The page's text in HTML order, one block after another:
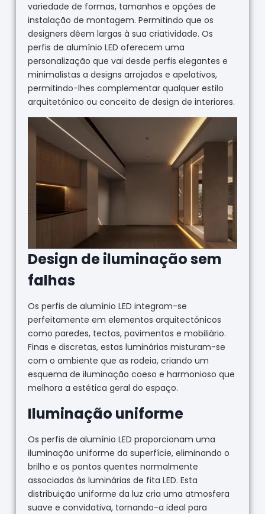
variedade de formas, tamanhos e opções de
instalação de montagem. Permitindo que os
designers dêem largas à sua criatividade. Os
perfis de alumínio LED oferecem uma
personalização que vai desde perfis elegantes e
minimalistas a designs arrojados e apelativos,
permitindo-lhes complementar qualquer estilo
arquitetónico ou conceito de design de interiores.
Design de iluminação sem
falhas
Os perfis de alumínio LED integram-se
perfeitamente em elementos arquitectónicos
como paredes, tectos, pavimentos e mobiliário.
Finas e discretas, estas luminárias misturam-se
com o ambiente que as rodeia, criando um
esquema de iluminação coeso e harmonioso que
melhora a estética geral do espaço.
Iluminação uniforme
Os perfis de alumínio LED proporcionam uma
iluminação uniforme da superfície, eliminando o
brilho e os pontos quentes normalmente
associados às luminárias de fita LED. Esta
distribuição uniforme da luz cria uma atmosfera
suave e convidativa, tornando-a ideal para